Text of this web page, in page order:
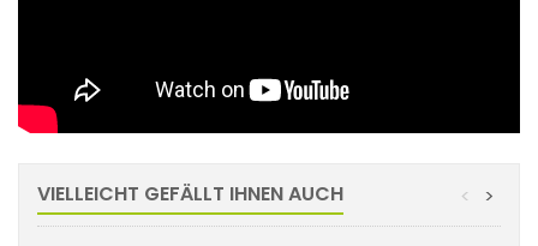
VIELLEICHT GEFÄLLT IHNEN AUCH >
<